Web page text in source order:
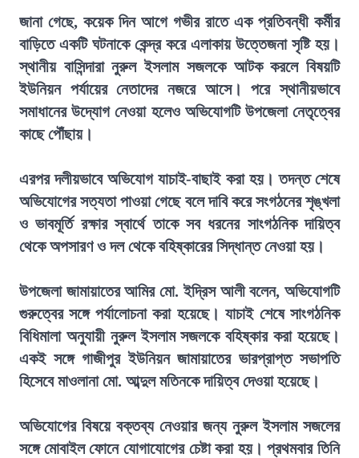
জানা গেছে, কয়েক দিন আগে গভীর রাতে এক প্রতিবন্ধী কর্মীর
বাড়িতে একটি ঘটনাকে কেন্দ্র করে এলাকায় উত্তেজনা সৃষ্টি হয়।
স্থানীয় বাসিন্দারা নুরুল ইসলাম সজলকে আটক করলে বিষয়টি
ইউনিয়ন পর্যায়ের নেতাদের নজরে আসে। পরে স্থানীয়ভাবে
সমাধানের উদ্যোগ নেওয়া হলেও অভিযোগটি উপজেলা নেতৃত্বের
কাছে পৌঁছায়।
এরপর দলীয়ভাবে অভিযোগ যাচাই-বাছাই করা হয়। তদন্ত শেষে
অভিযোগের সত্যতা পাওয়া গেছে বলে দাবি করে সংগঠনের শৃঙ্খলা
ও ভাবমূর্তি রক্ষার স্বার্থে তাকে সব ধরনের সাংগঠনিক দায়িত্ব
থেকে অপসারণ ও দল থেকে বহিষ্কারের সিদ্ধান্ত নেওয়া হয়।
উপজেলা জামায়াতের আমির মো. ইদ্রিস আলী বলেন, অভিযোগটি
গুরুত্বের সঙ্গে পর্যালোচনা করা হয়েছে। যাচাই শেষে সাংগঠনিক
বিধিমালা অনুযায়ী নুরুল ইসলাম সজলকে বহিষ্কার করা হয়েছে।
একই সঙ্গে গাজীপুর ইউনিয়ন জামায়াতের ভারপ্রাপ্ত সভাপতি
হিসেবে মাওলানা মো. আব্দুল মতিনকে দায়িত্ব দেওয়া হয়েছে।
অভিযোগের বিষয়ে বক্তব্য নেওয়ার জন্য নুরুল ইসলাম সজলের
সঙ্গে মোবাইল ফোনে যোগাযোগের চেষ্টা করা হয়। প্রথমবার তিনি